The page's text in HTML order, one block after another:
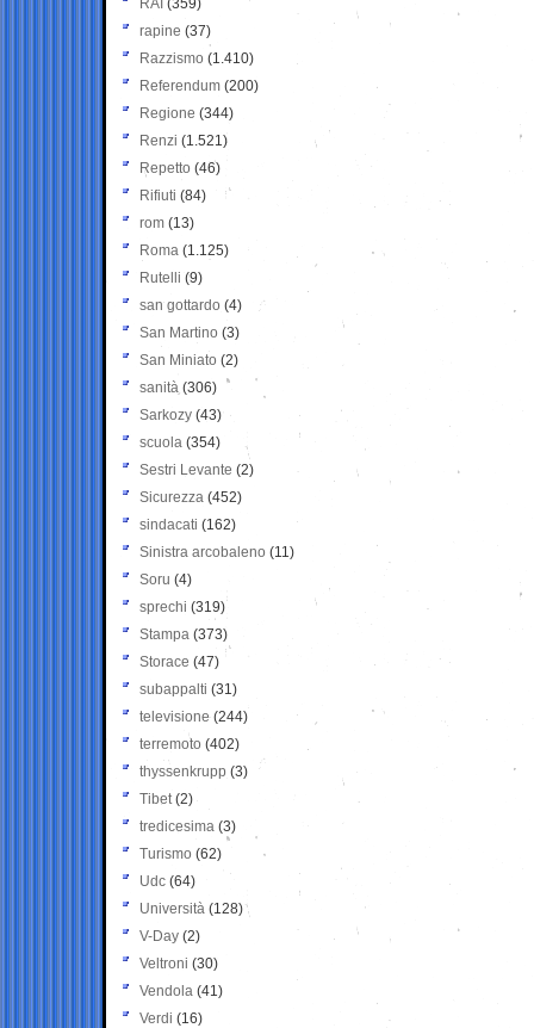
RAI (359)
rapine (37)
Razzismo (1.410)
Referendum (200)
Regione (344)
Renzi (1.521)
Repetto (46)
Rifiuti (84)
rom (13)
Roma (1.125)
Rutelli (9)
san gottardo (4)
San Martino (3)
San Miniato (2)
sanità (306)
Sarkozy (43)
scuola (354)
Sestri Levante (2)
Sicurezza (452)
sindacati (162)
Sinistra arcobaleno (11)
Soru (4)
sprechi (319)
Stampa (373)
Storace (47)
subappalti (31)
televisione(244)
terremoto (402)
thyssenkrupp (3)
Tibet(2)
tredicesima (3)
Turismo (62)
Udc (64)
Università (128)
V-Day (2)
Veltroni (30)
Vendola (41)
Verdi (16)